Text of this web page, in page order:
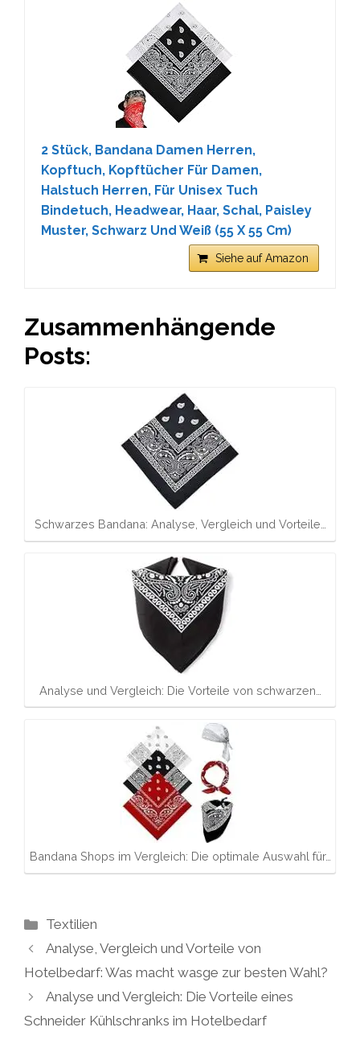
2 Stück, Bandana Damen Herren,
Kopftuch, Kopftücher Für Damen,
Halstuch Herren, Für Unisex Tuch
Bindetuch, Headwear, Haar, Schal, Paisley
Muster, Schwarz Und Weiß (55 X 55 Cm)
Siehe auf Amazon
Zusammenhängende
Posts:
Schwarzes Bandana: Analyse, Vergleich und Vorteile…
Analyse und Vergleich: Die Vorteile von schwarzen…
Bandana Shops im Vergleich: Die optimale Auswahl für…
Kategorien
Textilien
Analyse, Vergleich und Vorteile von
Hotelbedarf: Was macht wasge zur besten Wahl?
Analyse und Vergleich: Die Vorteile eines
Schneider Kühlschranks im Hotelbedarf